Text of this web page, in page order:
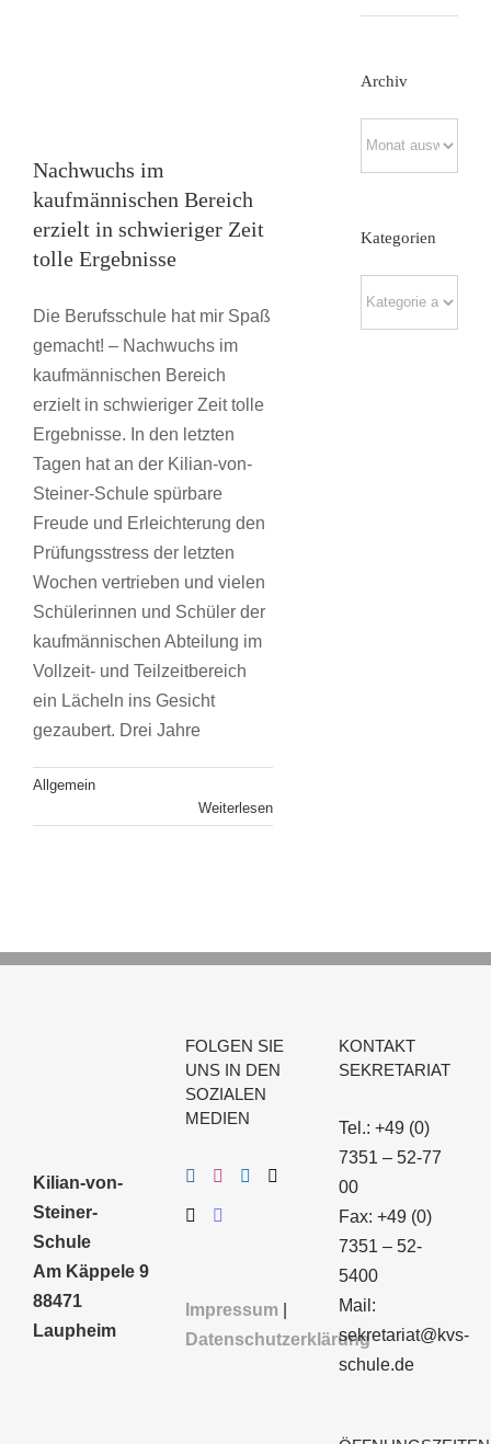
Nachwuchs im
kaufmännischen Bereich
erzielt in schwieriger Zeit
tolle Ergebnisse
Die Berufsschule hat mir Spaß
gemacht! – Nachwuchs im
kaufmännischen Bereich
erzielt in schwieriger Zeit tolle
Ergebnisse. In den letzten
Tagen hat an der Kilian-von-
Steiner-Schule spürbare
Freude und Erleichterung den
Prüfungsstress der letzten
Wochen vertrieben und vielen
Schülerinnen und Schüler der
kaufmännischen Abteilung im
Vollzeit- und Teilzeitbereich
ein Lächeln ins Gesicht
gezaubert. Drei Jahre
Allgemein
Weiterlesen
Archiv
Kategorien
Kilian-von-
Steiner-
Schule
Am Käppele 9
88471
Laupheim
FOLGEN SIE
UNS IN DEN
SOZIALEN
MEDIEN
Impressum
Datenschutzerklärung
KONTAKT
SEKRETARIAT
Tel.: +49 (0)
7351 – 52-77
00
Fax: +49 (0)
7351 – 52-
5400
Mail:
sekretariat@kvs-
schule.de